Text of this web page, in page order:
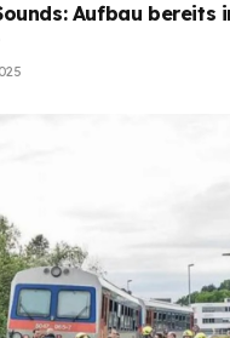
Aufbau bereits